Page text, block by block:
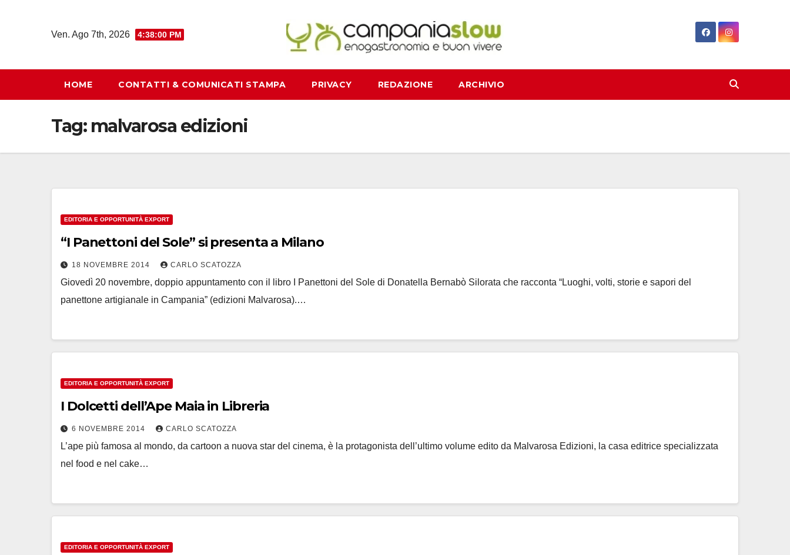
Ven. Ago 7th, 2026 4:38:01 PM
HOME CONTATTI & COMUNICATI STAMPA PRIVACY REDAZIONE ARCHIVIO
Tag: malvarosa edizioni
EDITORIA E OPPORTUNITÀ EXPORT
“I Panettoni del Sole” si presenta a Milano
18 NOVEMBRE 2014 CARLO SCATOZZA
Giovedì 20 novembre, doppio appuntamento con il libro I Panettoni del Sole di Donatella Bernabò Silorata che racconta “Luoghi, volti, storie e sapori del
panettone artigianale in Campania” (edizioni Malvarosa).…
EDITORIA E OPPORTUNITÀ EXPORT
I Dolcetti dell’Ape Maia in Libreria
6 NOVEMBRE 2014 CARLO SCATOZZA
L’ape più famosa al mondo, da cartoon a nuova star del cinema, è la protagonista dell’ultimo volume edito da Malvarosa Edizioni, la casa editrice specializzata
nel food e nel cake…
EDITORIA E OPPORTUNITÀ EXPORT